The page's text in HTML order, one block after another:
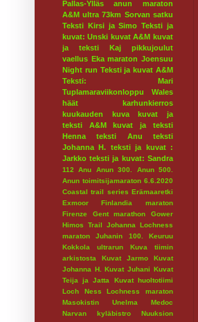
Pallas-Ylläs
anun maraton
A&M ultra 73km Sorvan satku
Teksti Kirsi ja Simo Teksti ja
kuvat: Unski kuvat A&M kuvat
ja teksti Kaj
pikkujoulut
vaellus Eka maraton Joensuu
Night run Teksti ja kuvat A&M
Teksti: Mari
Tuplamaraviikonloppu
Wales
häät
karhunkierros
kuukauden kuva
kuvat ja
teksti A&M
kuvat ja teksti
Henna
teksti Anu
teksti
Johanna H. teksti ja kuvat :
Jarkko teksti ja kuvat: Sandra
112 Anu Anun 300.
Anun 500.
Anun toimitsijamaraton 6.6.2020
Coastal trail series Erämaaretki
Exmoor
Finlandia maraton
Firenze
Gent marathon
Gower
Himos Trail
Johanna Lochness
maraton
Juhanin 100.
Keuruu
Kokkola ultrarun
Kuva tiimin
arkistosta
Kuvat Jarmo
Kuvat
Johanna H.
Kuvat Juhani Kuvat
Teija ja Jatta
Kuvat huoltotiimi
Loch Ness
Lochness maraton
Masokistin Unelma
Medoc
Narvan kyläbistro
Nuuksion